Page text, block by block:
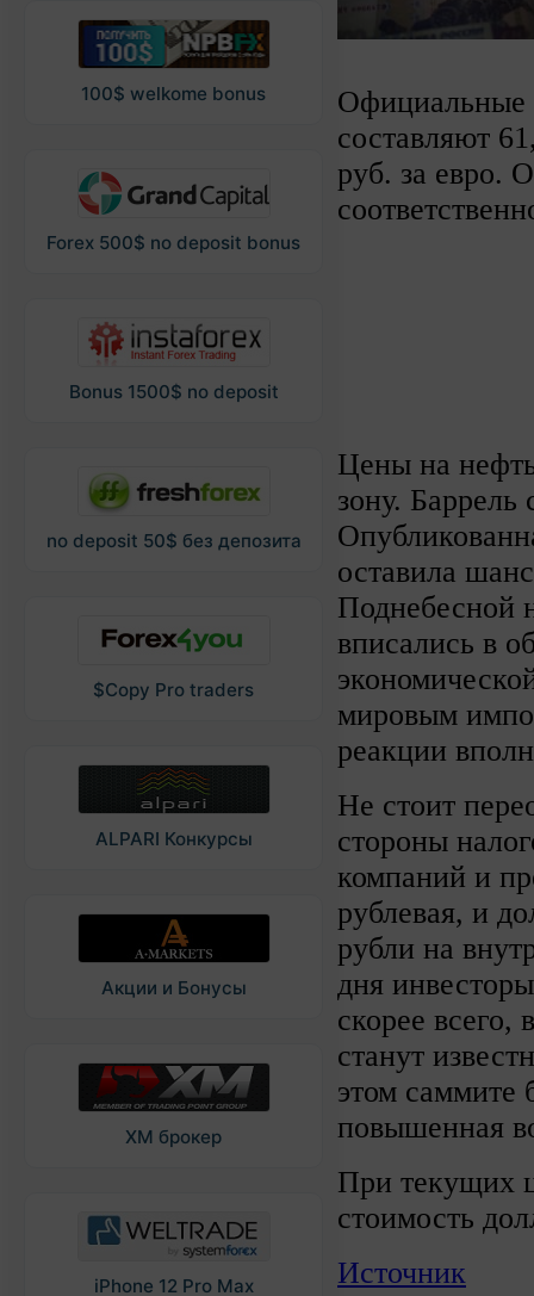
100$ welkome bonus
Forex 500$ no deposit bonus
Bonus 1500$ no deposit
no deposit 50$ без депозита
$Copy Pro traders
ALPARI Конкурсы
Акции и Бонусы
XM брокер
iPhone 12 Pro Max
Официальные
составляют
руб. за евро.
Цены на
зону. Баррель
оставила
Поднебесной
вписались в
мировым
реакции
Не стоит
стороны
компаний и
рублевая, и
рубли на
дня
скорее всего,
станут
этом саммите
повышенная
При текущих
стоимость
Источник